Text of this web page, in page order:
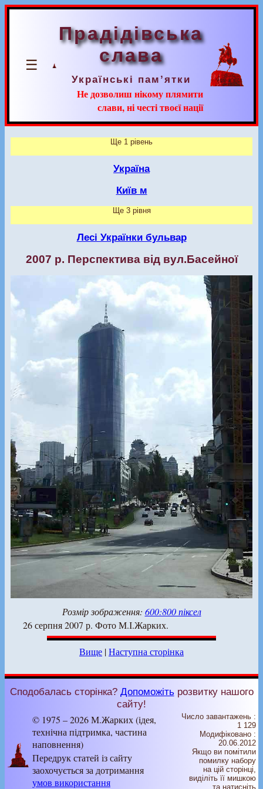
☰
Прадідівська
слава
Українські пам’ятки
Не дозволиш нікому плямити
слави, ні честі твоєї нації
Ще 1 рівень
Україна
Київ м
Ще 3 рівня
Лесі Українки бульвар
2007 р. Перспектива від вул.Басейної
Розмір зображення: 600:800 піксел
26 серпня 2007 р. Фото М.І.Жарких.
Вище |Наступна сторінка
Сподобалась сторінка? Допоможіть розвитку нашого
сайту!
© 1975 – 2026 М.Жарких (ідея,
технічна підтримка, частина
наповнення)
Передрук статей із сайту
заохочується за дотримання
умов використання
Число завантажень :
1 129
Модифіковано :
20.06.2012
Якщо ви помітили
помилку набору
на цiй сторiнцi,
видiлiть її мишкою
та натисніть